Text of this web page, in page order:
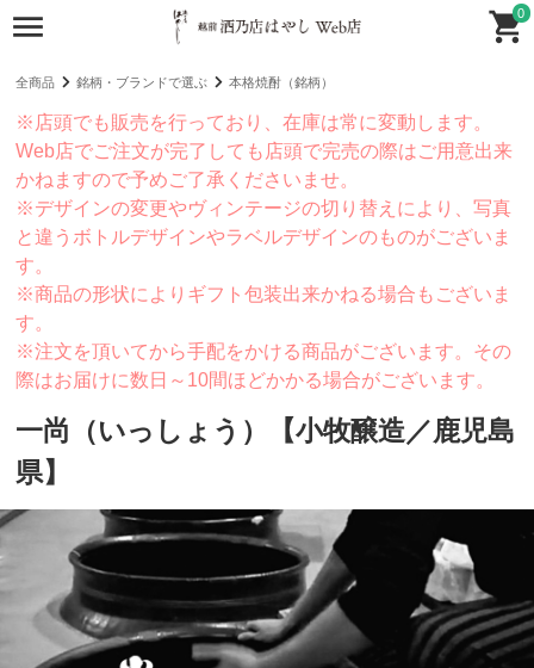
0
全商品 銘柄・ブランドで選ぶ 本格焼酎（銘柄）
※店頭でも販売を行っており、在庫は常に変動します。
Web店でご注文が完了しても店頭で完売の際はご用意出来
かねますので予めご了承くださいませ。
※デザインの変更やヴィンテージの切り替えにより、写真
と違うボトルデザインやラベルデザインのものがございま
す。
※商品の形状によりギフト包装出来かねる場合もございま
す。
※注文を頂いてから手配をかける商品がございます。その
際はお届けに数日～10間ほどかかる場合がございます。
一尚（いっしょう）【小牧醸造／鹿児島
県】